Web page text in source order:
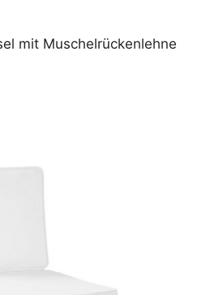
mit Muschelrückenlehne